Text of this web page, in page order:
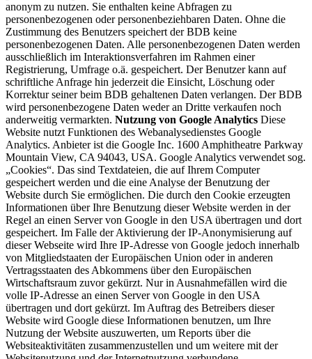
anonym zu nutzen. Sie enthalten keine Abfragen zu
personenbezogenen oder personenbeziehbaren Daten. Ohne die
Zustimmung des Benutzers speichert der BDB keine
personenbezogenen Daten. Alle personenbezogenen Daten werden
ausschließlich im Interaktionsverfahren im Rahmen einer
Registrierung, Umfrage o.ä. gespeichert. Der Benutzer kann auf
schriftliche Anfrage hin jederzeit die Einsicht, Löschung oder
Korrektur seiner beim BDB gehaltenen Daten verlangen. Der BDB
wird personenbezogene Daten weder an Dritte verkaufen noch
anderweitig vermarkten. Nutzung von Google Analytics Diese
Website nutzt Funktionen des Webanalysedienstes Google
Analytics. Anbieter ist die Google Inc. 1600 Amphitheatre Parkway
Mountain View, CA 94043, USA. Google Analytics verwendet sog.
„Cookies“. Das sind Textdateien, die auf Ihrem Computer
gespeichert werden und die eine Analyse der Benutzung der
Website durch Sie ermöglichen. Die durch den Cookie erzeugten
Informationen über Ihre Benutzung dieser Website werden in der
Regel an einen Server von Google in den USA übertragen und dort
gespeichert. Im Falle der Aktivierung der IP-Anonymisierung auf
dieser Webseite wird Ihre IP-Adresse von Google jedoch innerhalb
von Mitgliedstaaten der Europäischen Union oder in anderen
Vertragsstaaten des Abkommens über den Europäischen
Wirtschaftsraum zuvor gekürzt. Nur in Ausnahmefällen wird die
volle IP-Adresse an einen Server von Google in den USA
übertragen und dort gekürzt. Im Auftrag des Betreibers dieser
Website wird Google diese Informationen benutzen, um Ihre
Nutzung der Website auszuwerten, um Reports über die
Websiteaktivitäten zusammenzustellen und um weitere mit der